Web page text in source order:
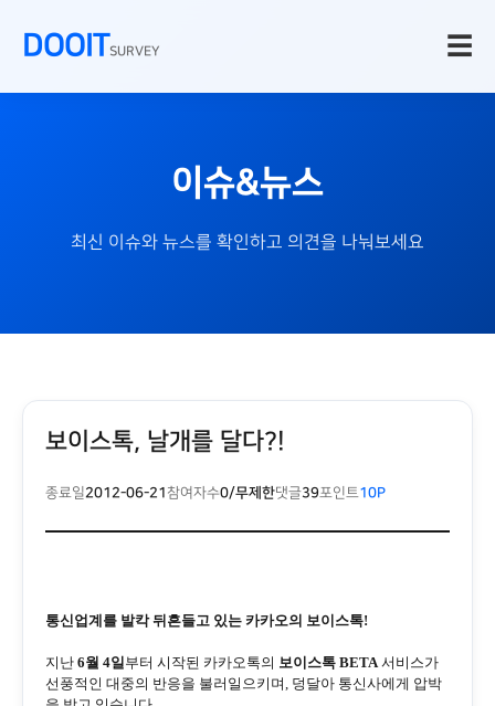
DOOITSURVEY ☰
이슈&뉴스
최신 이슈와 뉴스를 확인하고 의견을 나눠보세요
보이스톡, 날개를 달다?!
종료일2012-06-21 참여자수0/무제한댓글39포인트10P
통신업계를 발칵 뒤흔들고 있는 카카오의 보이스톡!
지난 6월 4일부터 시작된 카카오톡의 보이스톡 BETA서비스가
선풍적인 대중의 반응을 불러일으키며, 덩달아 통신사에게 압박